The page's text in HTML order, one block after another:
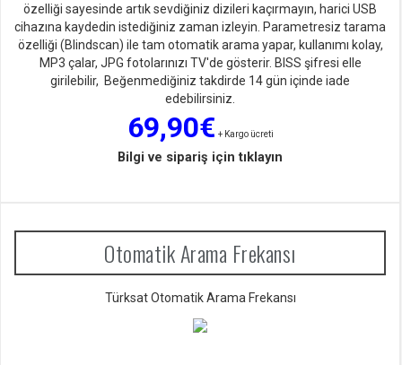
özelliği sayesinde artık sevdiğiniz dizileri kaçırmayın, harici USB
cihazına kaydedin istediğiniz zaman izleyin. Parametresiz tarama
özelliği (Blindscan) ile tam otomatik arama yapar, kullanımı kolay,
MP3 çalar, JPG fotolarınızı TV'de gösterir. BISS şifresi elle
girilebilir, Beğenmediğiniz takdirde 14 gün içinde iade
edebilirsiniz.
69,90€ + Kargo ücreti
Bilgi ve sipariş için tıklayın
Otomatik Arama Frekansı
Türksat Otomatik Arama Frekansı